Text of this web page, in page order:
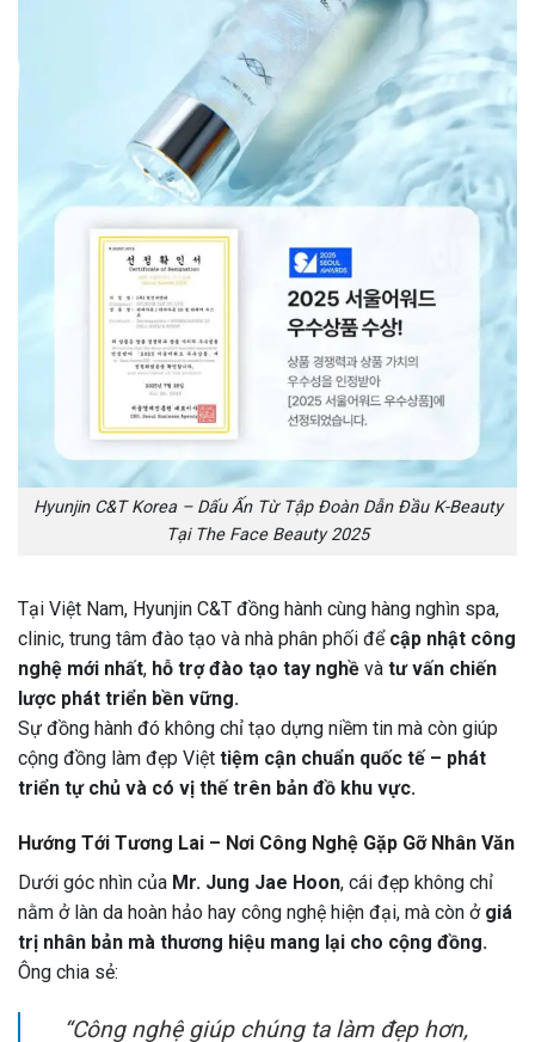
Hyunjin C&T Korea – Dấu Ấn Từ Tập Đoàn Dẫn Đầu K-Beauty
Tại The Face Beauty 2025
Tại Việt Nam, Hyunjin C&T đồng hành cùng hàng nghìn spa,
clinic, trung tâm đào tạo và nhà phân phối để cập nhật công
nghệ mới nhất, hỗ trợ đào tạo tay nghề và tư vấn chiến
lược phát triển bền vững.
Sự đồng hành đó không chỉ tạo dựng niềm tin mà còn giúp
cộng đồng làm đẹp Việt tiệm cận chuẩn quốc tế – phát
triển tự chủ và có vị thế trên bản đồ khu vực.
Hướng Tới Tương Lai – Nơi Công Nghệ Gặp Gỡ Nhân Văn
Dưới góc nhìn của Mr. Jung Jae Hoon, cái đẹp không chỉ
nằm ở làn da hoàn hảo hay công nghệ hiện đại, mà còn ở giá
trị nhân bản mà thương hiệu mang lại cho cộng đồng.
Ông chia sẻ:
“Công nghệ giúp chúng ta làm đẹp hơn,